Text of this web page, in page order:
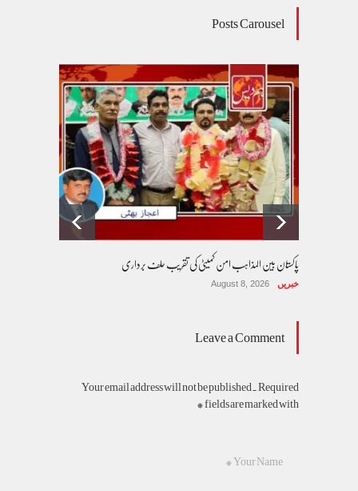
Posts Carousel
پاکستان بین المذاہب امن کمیٹی کی تقریب حلف برداری
خبریں August 8, 2026
Leave a Comment
Your email address will not be published. Required
fields are marked with *